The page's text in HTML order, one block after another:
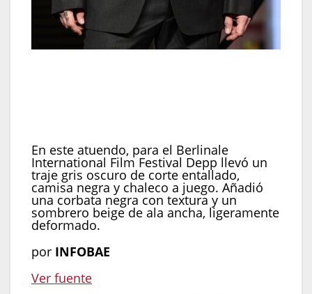
En este atuendo, para el Berlinale
International Film Festival Depp llevó un
traje gris oscuro de corte entallado,
camisa negra y chaleco a juego. Añadió
una corbata negra con textura y un
sombrero beige de ala ancha, ligeramente
deformado.
por INFOBAE
Ver fuente